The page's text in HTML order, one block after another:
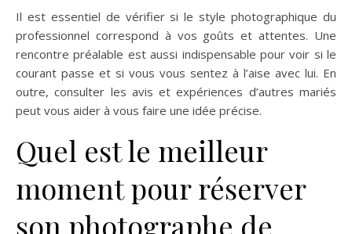
Il est essentiel de vérifier si le style photographique du
professionnel correspond à vos goûts et attentes. Une
rencontre préalable est aussi indispensable pour voir si le
courant passe et si vous vous sentez à l’aise avec lui. En
outre, consulter les avis et expériences d’autres mariés
peut vous aider à vous faire une idée précise.
Quel est le meilleur
moment pour réserver
son photographe de